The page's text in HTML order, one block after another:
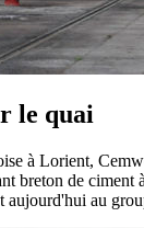
le quai
à Lorient,
breton de ciment
aujourd'hui au